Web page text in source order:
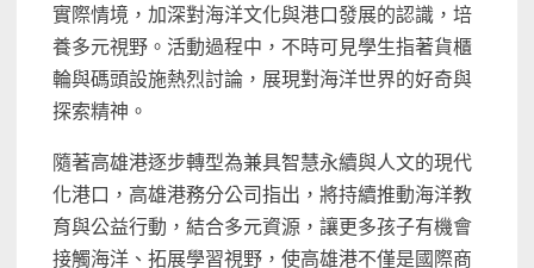
實際情境，加深對海洋文化與港口發展的認識，培
養多元視野。活動過程中，不時可見學生指著貨櫃
輪與碼頭設施熱烈討論，展現對海洋世界的好奇與
探索精神。
隨著高雄港逐步轉型為兼具智慧永續與人文的現代
化港口，高雄港務分公司指出，將持續推動海洋教
育與公益行動，結合多元資源，讓更多孩子有機會
接觸海洋、拓展學習視野，使高雄港不僅是國際商